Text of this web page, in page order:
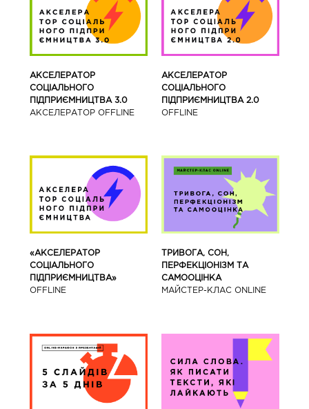
АКСЕЛЕРАТОР
СОЦІАЛЬНОГО
ПІДПРИЄМНИЦТВА 3.0
АКСЕЛЕРАТОР OFFLINE
АКСЕЛЕРАТОР
СОЦІАЛЬНОГО
ПІДПРИЄМНИЦТВА 2.0
OFFLINE
«АКСЕЛЕРАТОР
СОЦІАЛЬНОГО
ПІДПРИЄМНИЦТВА»
OFFLINE
ТРИВОГА, СОН,
ПЕРФЕКЦІОНІЗМ ТА
САМООЦІНКА
МАЙСТЕР-КЛАС ONLINE